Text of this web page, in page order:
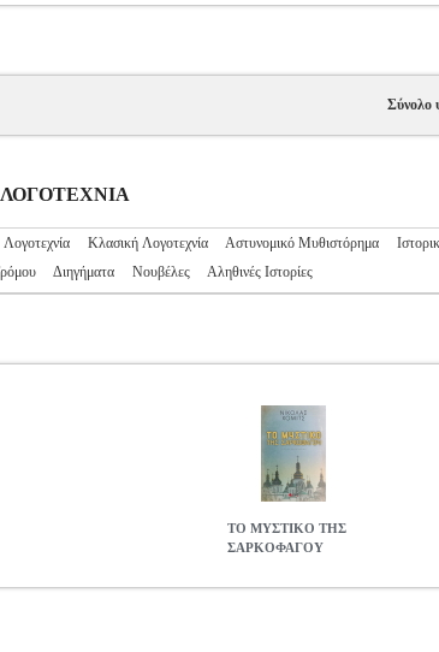
Σύνολο
ΛΟΓΟΤΕΧΝΙΑ
Κλασική Λογοτεχνία Αστυνομικό Μυθιστόρημα
Διηγήματα Νουβέλες Αληθινές Ιστορίες
ΤΟ ΜΥΣΤΙΚΟ ΤΗΣ
ΣΑΡΚΟΦΑΓΟΥ